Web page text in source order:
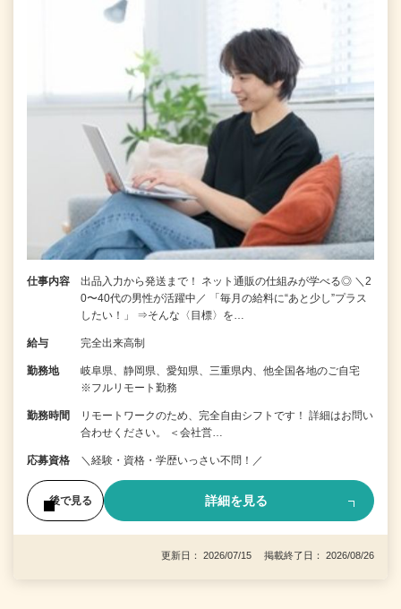
仕事内容
出品入力から発送まで！ ネット通販の仕組みが学べる◎ ＼2
0〜40代の男性が活躍中／ 「毎月の給料に“あと少し”プラス
したい！」 ⇒そんな〈目標〉を…
給与 完全出来高制
勤務地
岐阜県、静岡県、愛知県、三重県内、他全国各地のご自宅
※フルリモート勤務
勤務時間
リモートワークのため、完全自由シフトです！ 詳細はお問い
合わせください。 ＜会社営…
応募資格 ＼経験・資格・学歴いっさい不問！／
後で見る 詳細を見る
更新日： 2026/07/15 掲載終了日： 2026/08/26